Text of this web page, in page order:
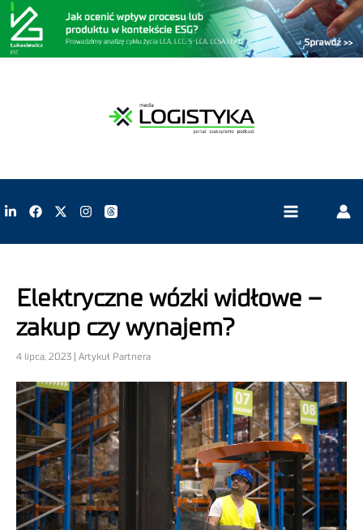
Elektryczne wózki widłowe –
zakup czy wynajem?
4 lipca, 2023 | Artykuł Partnera